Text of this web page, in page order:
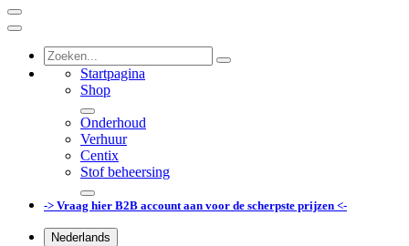
Startpagina
Shop
Onderhoud
Verhuur
Centix
Stof beheersing
-> Vraag hier B2B account aan voor de scherpste prijzen <-
Nederlands